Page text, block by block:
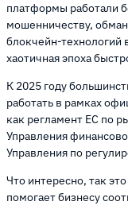
платформы работали
мошенничеству,
блокчейн-технологий
хаотичная эпоха
К 2025 году
работать в рамках
как регламент ЕС по
Управления
Управления по
Что интересно, так
помогает бизнесу